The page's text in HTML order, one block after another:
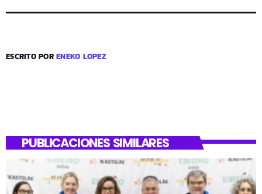
ESCRITO PORENEKO LOPEZ
PUBLICACIONES SIMILARES